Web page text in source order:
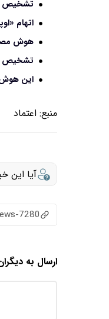
تشخیص
اتهام
هوش
تشخیص
این هوش
منبع: اعتماد
آیا این
7280
ارسال به